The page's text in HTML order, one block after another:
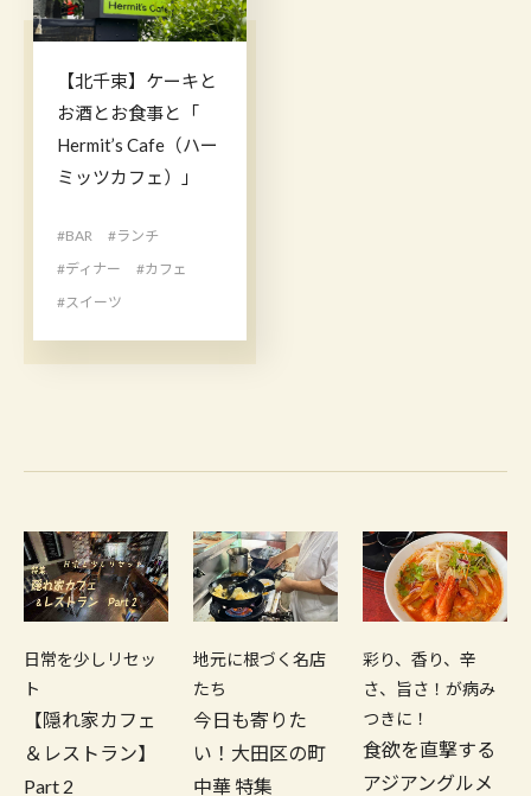
【北千束】ケーキと
お酒とお食事と「​​​​​​​​​​​​
Hermit’s Cafe（ハー
ミッツカフェ）」
#BAR
#ランチ
#ディナー
#カフェ
#スイーツ
日常を少しリセッ
ト
【隠れ家カフェ
＆レストラン】
Part 2
地元に根づく名店
たち
今日も寄りた
い！大田区の町
中華 特集
彩り、香り、辛
さ、旨さ！が病み
つきに！
食欲を直撃する
アジアングルメ